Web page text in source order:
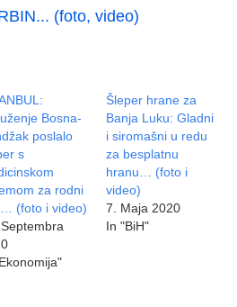
(foto, video)
Bosna-
poslalo
s
za rodni
(foto i video)
Šleper hrane za
Banja Luku: Gladni
i siromašni u redu
za besplatnu
hranu… (foto i
video)
7. Maja 2020
In "BiH"